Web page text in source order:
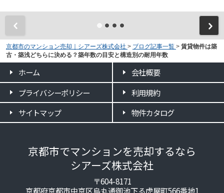
京都市のマンション売却｜シアーズ株式会社 > ブログ記事一覧 > 賃貸物件は築
古・築浅どちらに決める？築年数の目安と構造別の耐用年数
ホーム
会社概要
プライバシーポリシー
利用規約
サイトマップ
物件カタログ
京都市でマンションを売却するなら
シアーズ株式会社
〒604-8171
京都府京都市中京区烏丸通御池下る虎屋町566番地1